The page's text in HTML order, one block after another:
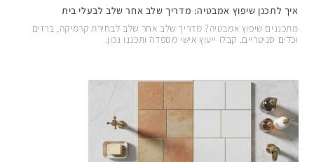
איך לתכנן שיפוץ אמבטיה: מדריך שלב אחר שלב לבעלי בית
מתכננים שיפוץ אמבטיה? מדריך שלב אחר שלב לבחירת קרמיקה, ברזים
וכלים סניטריים. קבלו ייעוץ אישי מספדה ותכננו נכון.